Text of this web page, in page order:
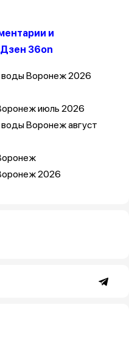
и
36on
воды Воронеж 2026
июль 2026
Воронеж август
2026